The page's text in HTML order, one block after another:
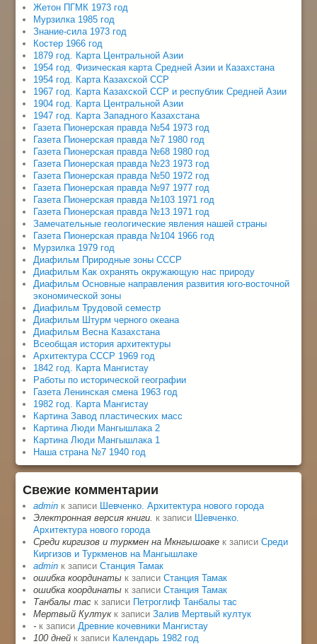
Жетон ПГМК 1973 год
Мурзилка 1985 год
Знание-сила 1973 год
Костер 1966 год
1879 год. Карта Центральной Азии
1954 год. Физическая карта Средней Азии и Казахстана
1954 год. Карта Казахской ССР
1967 год. Карта Казахской ССР и республик Средней Азии
1904 год. Карта Центральной Азии
1947 год. Карта Западного Казахстана
Газета Пионерская правда №54 1973 год
Газета Пионерская правда №7 1980 год
Газета Пионерская правда №68 1980 год
Газета Пионерская правда №23 1973 год
Газета Пионерская правда №50 1972 год
Газета Пионерская правда №97 1977 год
Газета Пионерская правда №103 1971 год
Газета Пионерская правда №13 1971 год
Замечательные геологические явления нашей страны
Газета Пионерская правда №104 1966 год
Мурзилка 1979 год
Диафильм Природные зоны СССР
Диафильм Как охранять окружающую нас природу
Диафильм Основные направления развития юго-восточной
экономической зоны
Диафильм Трудовой семестр
Диафильм Штурм черного океана
Диафильм Весна Казахстана
Всеобщая история архитектуры
Архитектура СССР 1969 год
1842 год. Карта Мангистау
Работы по исторической географии
Газета Ленинская смена 1963 год
1982 год. Карта Мангистау
Картина Завод пластических масс
Картина Люди Мангышлака 2
Картина Люди Мангышлака 1
Наша страна №7 1940 год
Свежие комментарии
admin к записи Шевченко. Архитектура нового города
Электронная версия книги. к записи Шевченко.
Архитектура нового города
Среди киргизов и туркмен на Мкнгышоаке к записиСреди
Киргизов и Туркменов на Мангышлаке
admin к записиСтанция Тамак
ошибка координаты к записиСтанция Тамак
ошибка координаты к записиСтанция Тамак
Танбалы тас к записи Петроглиф Танбалы тас
Мертвый Култукк записиЗалив Мертвый култук
- к записи Древние кочевники Мангистау
100 дней к записи Календарь 1982 год